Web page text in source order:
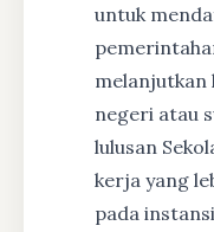
untuk
melanjutkan
negeri atau
lulusan
kerja yang
pada